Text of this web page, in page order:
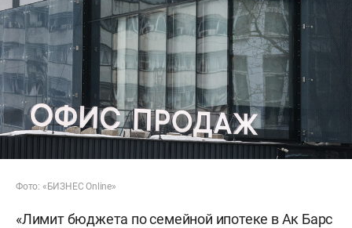
Фото: «БИЗНЕС Online»
«Лимит бюджета по семейной ипотеке в Ак Барс